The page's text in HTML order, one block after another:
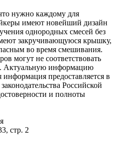
нужно каждому для
имеют новейший дизайн
однородных смесей без
закручивающуюся крышку,
во время смешивания.
могут не соответствовать
Актуальную информацию
предоставляется в
Российской
и полноты
стр. 2